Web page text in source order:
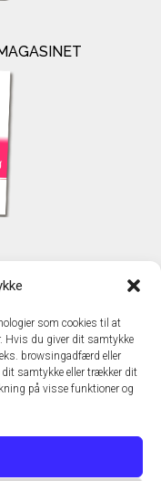
som cookies til at
Hvis du giver dit samtykke
browsingadfærd eller
dit samtykke eller trækker dit
på visse funktioner og
28